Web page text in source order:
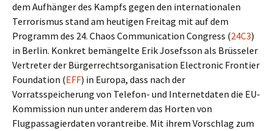
dem Aufhänger des Kampfs gegen den internationalen
Terrorismus stand am heutigen Freitag mit auf dem
Programm des 24. Chaos Communication Congress (24C3)
in Berlin. Konkret bemängelte Erik Josefsson als Brüsseler
Vertreter der Bürgerrechtsorganisation Electronic Frontier
Foundation (EFF) in Europa, dass nach der
Vorratsspeicherung von Telefon- und Internetdaten die EU-
Kommission nun unter anderem das Horten von
Flugpassagierdaten vorantreibe. Mit ihrem Vorschlag zum